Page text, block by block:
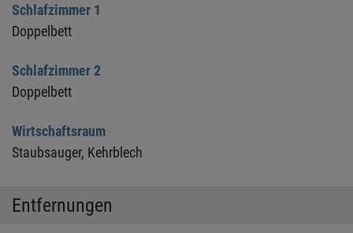
Schlafzimmer 1
Doppelbett
Schlafzimmer 2
Doppelbett
Wirtschaftsraum
Staubsauger, Kehrblech
Entfernungen